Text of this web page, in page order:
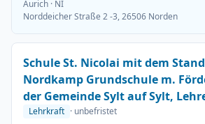
Aurich · NI
Norddeicher Straße 2 -3, 26506 Norden
Schule St. Nicolai mit dem
Nordkamp Grundschule m.
der Gemeinde Sylt auf Sylt,
Lehrkraft · unbefristet